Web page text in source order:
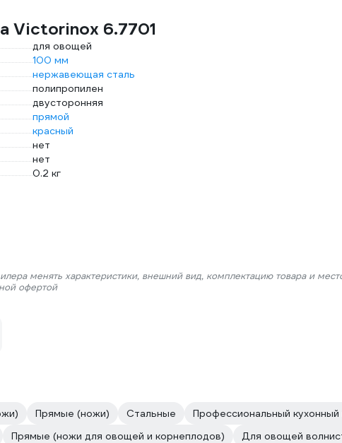
Victorinox 6.7701
для овощей
100 мм
нержавеющая сталь
полипропилен
двусторонняя
прямой
красный
нет
нет
0.2 кг
менять характеристики, внешний вид, комплектацию товара и
офертой
Прямые (ножи) Стальные
Профессиональный кухонный
Прямые (ножи для овощей и корнеплодов) Для овощей